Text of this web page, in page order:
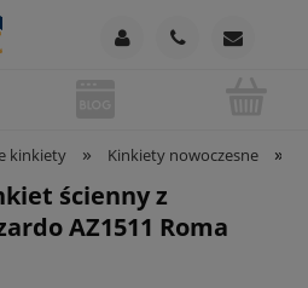
kinkiety » Kinkiety nowoczesne »
ścienny z
AZ1511 Roma